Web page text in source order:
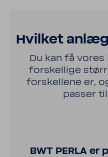
Hvilket
Du kan få
forskel­lige
forskel­lene er,
passer
BWT PERLA